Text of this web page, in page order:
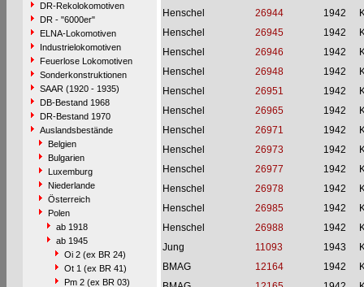
DR-Rekolokomotiven
DR - "6000er"
ELNA-Lokomotiven
Industrielokomotiven
Feuerlose Lokomotiven
Sonderkonstruktionen
SAAR (1920 - 1935)
DB-Bestand 1968
DR-Bestand 1970
Auslandsbestände
Belgien
Bulgarien
Luxemburg
Niederlande
Österreich
Polen
ab 1918
ab 1945
Oi 2 (ex BR 24)
Ot 1 (ex BR 41)
Pm 2 (ex BR 03)
Henschel
26944 1942
Henschel
26945 1942
Henschel
26946 1942
Henschel
26948 1942
Henschel
26951 1942
Henschel
26965 1942
Henschel
26971 1942
Henschel
26973 1942
Henschel
26977 1942
Henschel
26978 1942
Henschel
26985 1942
Henschel
26988 1942
Jung
11093 1943
BMAG
12164 1942